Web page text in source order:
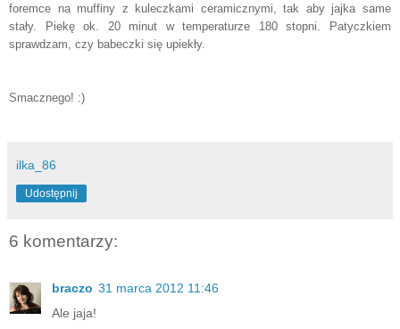
foremce na muffiny z kuleczkami ceramicznymi, tak aby jajka same
stały. Piekę ok. 20 minut w temperaturze 180 stopni. Patyczkiem
sprawdzam, czy babeczki się upiekły.
Smacznego! :)
ilka_86
Udostępnij
6 komentarzy:
braczo 31 marca 2012 11:46
Ale jaja!